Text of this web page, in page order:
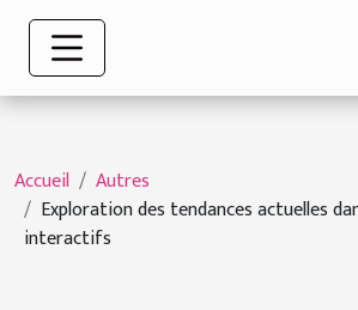
Accueil
Autres
Exploration des tendances actuelles
interactifs